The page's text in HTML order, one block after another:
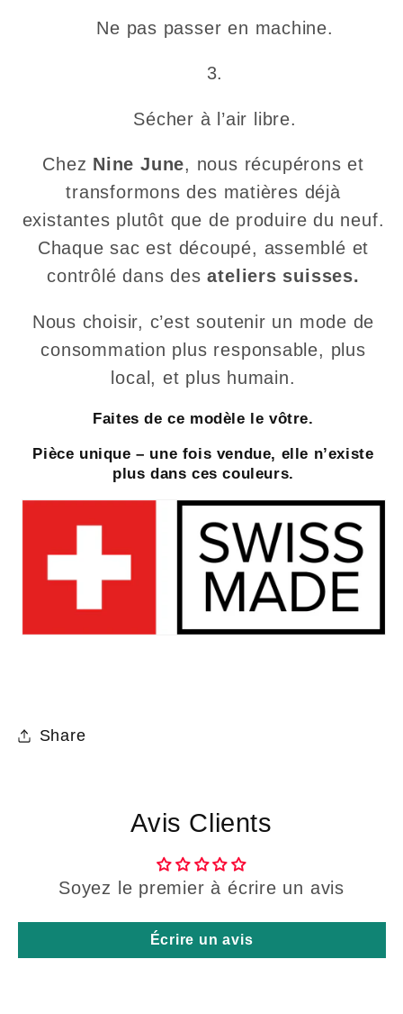
Ne pas passer en machine.
Sécher à l’air libre.
Chez Nine June, nous récupérons et
transformons des matières déjà
existantes plutôt que de produire du neuf.
Chaque sac est découpé, assemblé et
contrôlé dans desateliers suisses.
Nous choisir, c’est soutenir un mode de
consommation plus responsable, plus
local, et plus humain.
Faites de ce modèle le vôtre.
Pièce unique – une fois vendue, elle n’existe
plus dans ces couleurs.
Share
Avis Clients
Soyez le premier à écrire un avis
Écrire un avis